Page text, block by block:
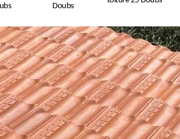
Doubs